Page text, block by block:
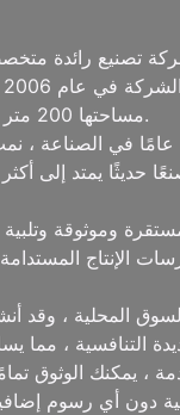
تصنيع رائدة
مساحتها 200 متر مربع. بفضل تفانيها في الحرفية والاهتمام بالتفاصيل ، اكتسبتبسرعة الاعتراف وإشادة واسعة النطاق.
اليوم ، مع خبرة 18
المحلية ، وقد
، يمكنك الوثوق
دون أي رسوم